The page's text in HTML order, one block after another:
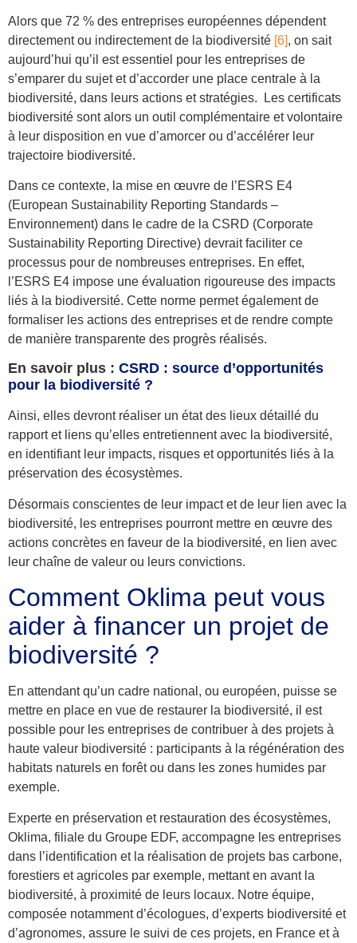
Alors que 72 % des entreprises européennes dépendent
directement ou indirectement de la biodiversité [6], on sait
aujourd’hui qu’il est essentiel pour les entreprises de
s’emparer du sujet etd’accorder une place centrale à la
biodiversité, dans leurs actions et stratégies.
Les certificats
biodiversité sont alors un outil complémentaire et volontaire
à leur disposition en vue d’amorcer ou d’accélérer leur
trajectoire biodiversité.
Dans ce contexte, la mise en œuvre de l’ESRS E4
(European Sustainability Reporting Standards –
Environnement) dans le cadre de la CSRD (Corporate
Sustainability Reporting Directive) devrait faciliter ce
processus pour de nombreuses entreprises. En effet,
l’ESRS E4 impose une évaluation rigoureuse des impacts
liés à la biodiversité. Cette norme permet également de
formaliser les actions des entreprises et de rendre compte
de manière transparente des progrès réalisés.
En savoir plus : CSRD : source d’opportunités
pour la biodiversité ?
Ainsi, elles devront réaliser un état des lieux détaillé du
rapport et liens qu’elles entretiennent avec la biodiversité,
en identifiant leur impacts, risques et opportunités liés à la
préservation des écosystèmes.
Désormais conscientes de leur impact et de leur lien avec la
biodiversité, les entreprises pourront mettre en œuvre des
actions concrètes en faveur de la biodiversité, en lien avec
leur chaîne de valeur ou leurs convictions.
Comment Oklima peut vous
aider à financer un projet de
biodiversité ?
En attendant qu’un cadre national, ou européen, puisse se
mettre en place en vue de restaurer la biodiversité, il est
possible pour les entreprises de contribuer à des projets à
haute valeur biodiversité : participants à la régénération des
habitats naturels en forêt ou dans les zones humides par
exemple.
Experte en préservation et restauration des écosystèmes,
Oklima, filiale du Groupe EDF, accompagne les entreprises
dans l’identification et la réalisation de projets bas carbone,
forestiers et agricoles par exemple, mettant en avant la
biodiversité, à proximité de leurs locaux. Notre équipe,
composée notammentd’écologues, d’experts biodiversité et
d’agronomes, assure le suivi de ces projets, en France et à